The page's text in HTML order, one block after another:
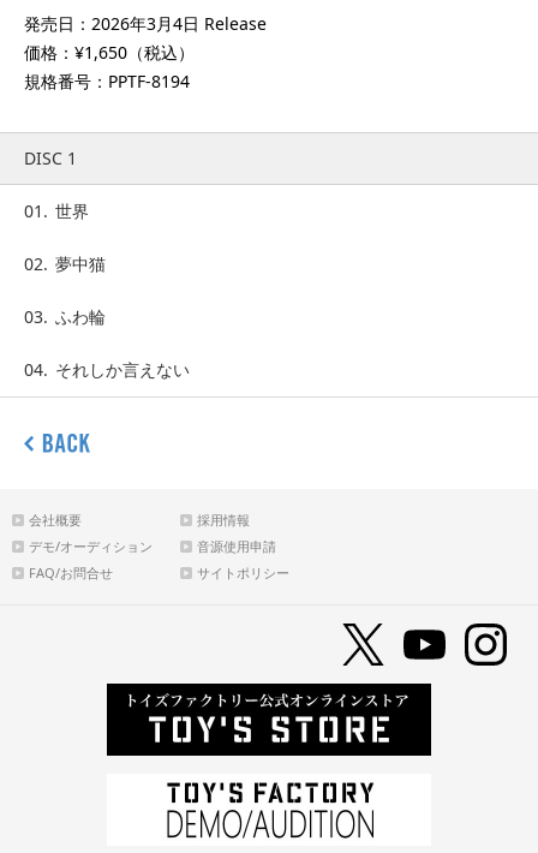
発売日：2026年3月4日 Release
価格：¥1,650（税込）
規格番号：PPTF-8194
DISC 1
01. 世界
02. 夢中猫
03. ふわ輪
04. それしか言えない
会社概要
採用情報
デモ/オーディション
音源使用申請
FAQ/お問合せ
サイトポリシー